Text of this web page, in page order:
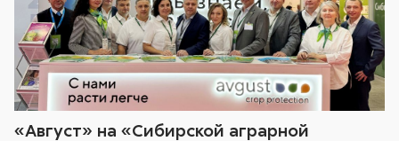
«Август» на «Сибирской аграрной